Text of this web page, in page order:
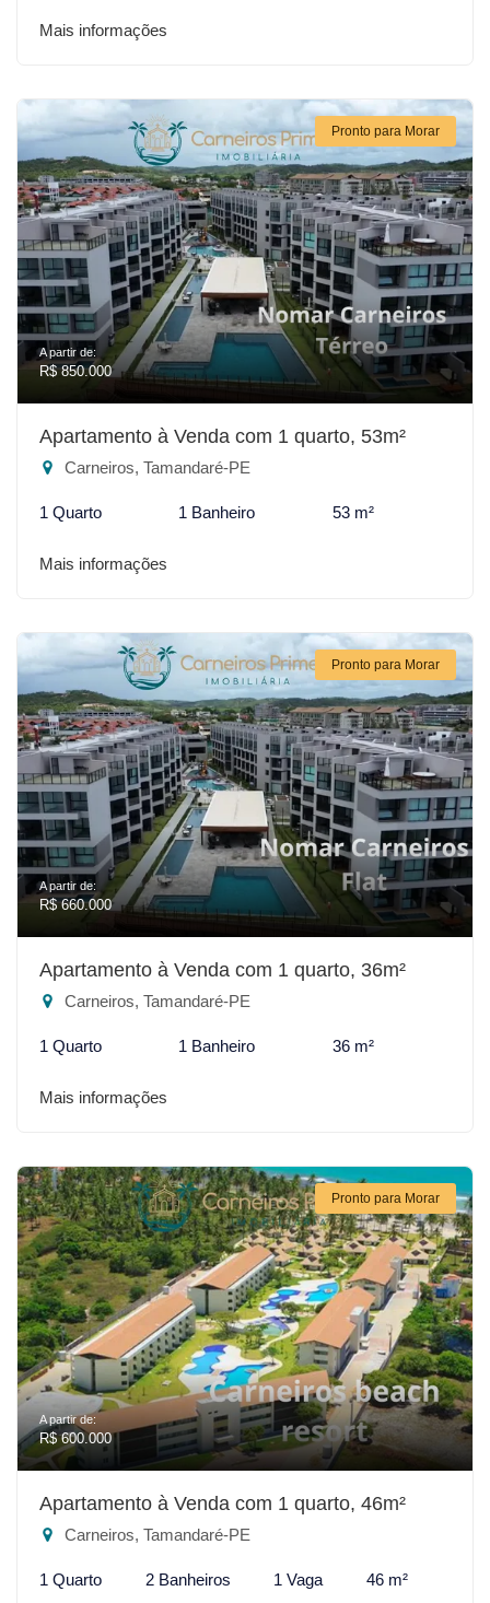
Mais informações
Pronto para Morar
A partir de:
R$ 850.000
Apartamento à Venda com 1 quarto, 53m²
Carneiros, Tamandaré-PE
1 Quarto 1 Banheiro 53 m²
Mais informações
Pronto para Morar
A partir de:
R$ 660.000
Apartamento à Venda com 1 quarto, 36m²
Carneiros, Tamandaré-PE
1 Quarto 1 Banheiro 36 m²
Mais informações
Pronto para Morar
A partir de:
R$ 600.000
Apartamento à Venda com 1 quarto, 46m²
Carneiros, Tamandaré-PE
1 Quarto 2 Banheiros 1 Vaga 46 m²